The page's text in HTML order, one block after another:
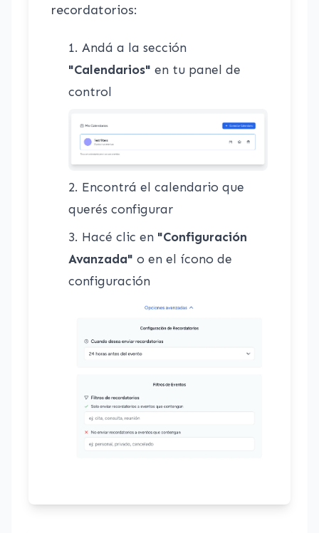
recordatorios:
Andá a la sección
"Calendarios" en tu panel de
control
Encontrá el calendario que
querés configurar
Hacé clic en "Configuración
Avanzada" o en el ícono de
configuración